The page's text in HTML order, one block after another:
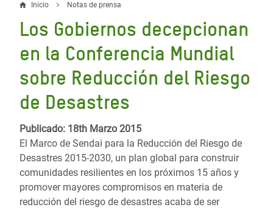
Sobrescribir
enlaces
de
ayuda
a
la
navegación
Inicio Notas de prensa
Los Gobiernos decepcionan
en la Conferencia Mundial
sobre Reducción del Riesgo
de Desastres
Publicado: 18th Marzo 2015
El Marco de Sendai para la Reducción del Riesgo de
Desastres 2015-2030, un plan global para construir
comunidades resilientes en los próximos 15 años y
promover mayores compromisos en materia de
reducción del riesgo de desastres acaba de ser